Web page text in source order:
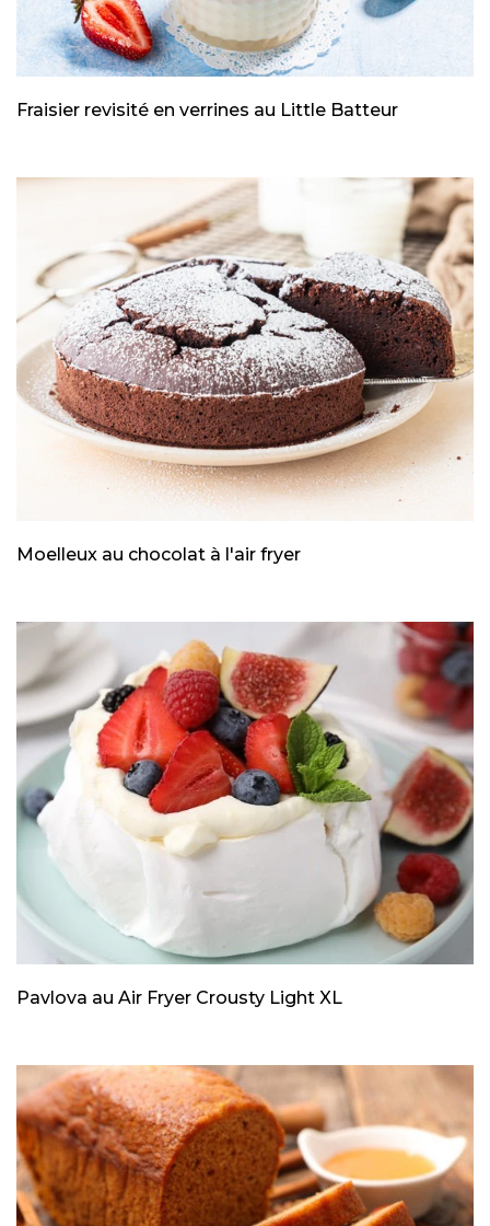
Fraisier revisité en verrines au Little Batteur
Moelleux au chocolat à l'air fryer
Pavlova au Air Fryer Crousty Light XL